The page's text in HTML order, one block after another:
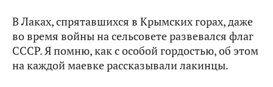
В Лаках, спрятавшихся в Крымских горах, даже
во время войны на сельсовете развевался флаг
СССР. Я помню, как с особой гордостью, об этом
на каждой маевке рассказывали лакинцы.